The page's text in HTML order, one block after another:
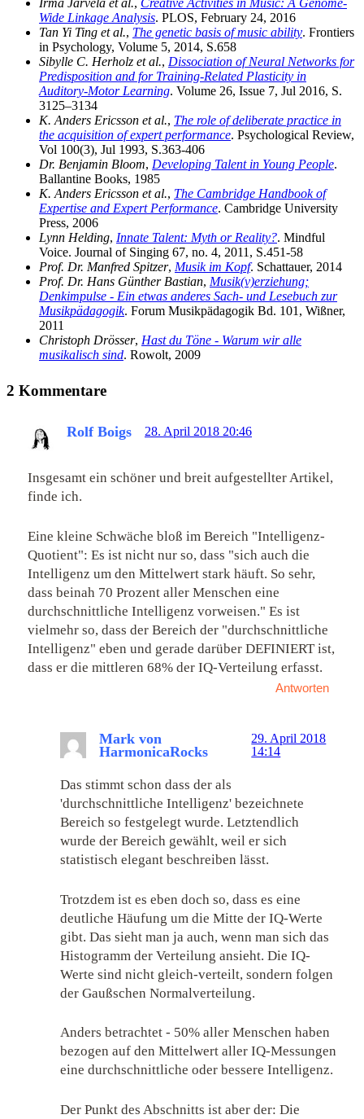
Irma Järvelä et al., Creative Activities in Music: A Genome-
Wide Linkage Analysis. PLOS, February 24, 2016
Tan Yi Ting et al., The genetic basis of music ability. Frontiers
in Psychology, Volume 5, 2014, S.658
Sibylle C. Herholz et al., Dissociation of Neural Networks for
Predisposition and for Training-Related Plasticity in
Auditory-Motor Learning. Volume 26, Issue 7, Jul 2016, S.
3125–3134
K. Anders Ericsson et al., The role of deliberate practice in
the acquisition of expert performance. Psychological Review,
Vol 100(3), Jul 1993, S.363-406
Dr. Benjamin Bloom, Developing Talent in Young People.
Ballantine Books, 1985
K. Anders Ericsson et al., The Cambridge Handbook of
Expertise and Expert Performance. Cambridge University
Press, 2006
Lynn Helding, Innate Talent: Myth or Reality?. Mindful
Voice. Journal of Singing 67, no. 4, 2011, S.451-58
Prof. Dr. Manfred Spitzer, Musik im Kopf. Schattauer, 2014
Prof. Dr. Hans Günther Bastian, Musik(v)erziehung;
Denkimpulse - Ein etwas anderes Sach- und Lesebuch zur
Musikpädagogik. Forum Musikpädagogik Bd. 101, Wißner,
2011
Christoph Drösser, Hast du Töne - Warum wir alle
musikalisch sind. Rowolt, 2009
2 Kommentare
Rolf Boigs 28. April 2018 20:46
Insgesamt ein schöner und breit aufgestellter Artikel,
finde ich.
Eine kleine Schwäche bloß im Bereich "Intelligenz-
Quotient": Es ist nicht nur so, dass "sich auch die
Intelligenz um den Mittelwert stark häuft. So sehr,
dass beinah 70 Prozent aller Menschen eine
durchschnittliche Intelligenz vorweisen." Es ist
vielmehr so, dass der Bereich der "durchschnittliche
Intelligenz" eben und gerade darüber DEFINIERT ist,
dass er die mittleren 68% der IQ-Verteilung erfasst.
Antworten
Mark von
HarmonicaRocks
29. April 2018
14:14
Das stimmt schon dass der als
'durchschnittliche Intelligenz' bezeichnete
Bereich so festgelegt wurde. Letztendlich
wurde der Bereich gewählt, weil er sich
statistisch elegant beschreiben lässt.
Trotzdem ist es eben doch so, dass es eine
deutliche Häufung um die Mitte der IQ-Werte
gibt. Das sieht man ja auch, wenn man sich das
Histogramm der Verteilung ansieht. Die IQ-
Werte sind nicht gleich-verteilt, sondern folgen
der Gaußschen Normalverteilung.
Anders betrachtet - 50% aller Menschen haben
bezogen auf den Mittelwert aller IQ-Messungen
eine durchschnittliche oder bessere Intelligenz.
Der Punkt des Abschnitts ist aber der: Die